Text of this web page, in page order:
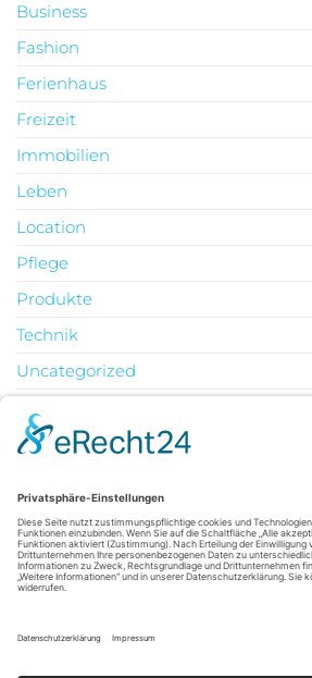
Business
Fashion
Ferienhaus
Freizeit
Immobilien
Leben
Location
Pflege
Produkte
Technik
Uncategorized
M
D
3
4 5 6 7
17
18 19